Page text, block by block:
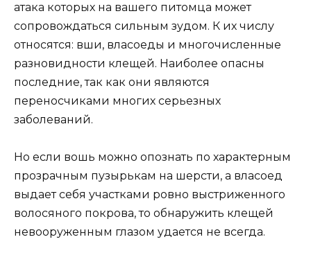
атака которых на вашего питомца может
сопровождаться сильным зудом. К их числу
относятся: вши, власоеды и многочисленные
разновидности клещей. Наиболее опасны
последние, так как они являются
переносчиками многих серьезных
заболеваний.
Но если вошь можно опознать по характерным
прозрачным пузырькам на шерсти, а власоед
выдает себя участками ровно выстриженного
волосяного покрова, то обнаружить клещей
невооруженным глазом удается не всегда.